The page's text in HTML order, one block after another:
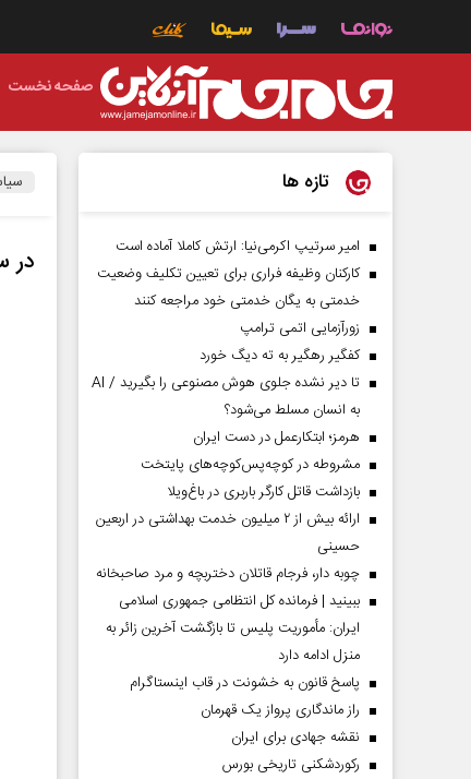
صفحه نخست
در
تازه ها
امیر سرتیپ اکرمی‌نیا: ارتش کاملا آماده است
کارکنان وظیفه فراری برای تعیین تکلیف وضعیت
خدمتی به یگان خدمتی خود مراجعه کنند
زورآزمایی اتمی ترامپ
کفگیر رهگیر به ته دیگ خورد
تا دیر نشده جلوی هوش مصنوعی را بگیرید / AI
به انسان مسلط می‌شود؟
هرمز؛ ابتکارعمل در دست ایران
مشروطه در کوچه‌پس‌کوچه‌های پایتخت
بازداشت قاتل کارگر باربری در باغ‌ویلا
ارائه بیش از ۲ میلیون خدمت بهداشتی در اربعین
حسینی
چوبه دار، فرجام قاتلان دختربچه و مرد صاحبخانه
ببینید | فرمانده کل انتظامی جمهوری اسلامی
ایران­: مأموریت پلیس تا بازگشت آخرین زائر به
منزل ادامه دارد
پاسخ قانون به خشونت در قاب اینستاگرام
راز ماندگاری پرواز یک قهرمان
نقشه جهادی برای ایران
رکوردشکنی تاریخی بورس